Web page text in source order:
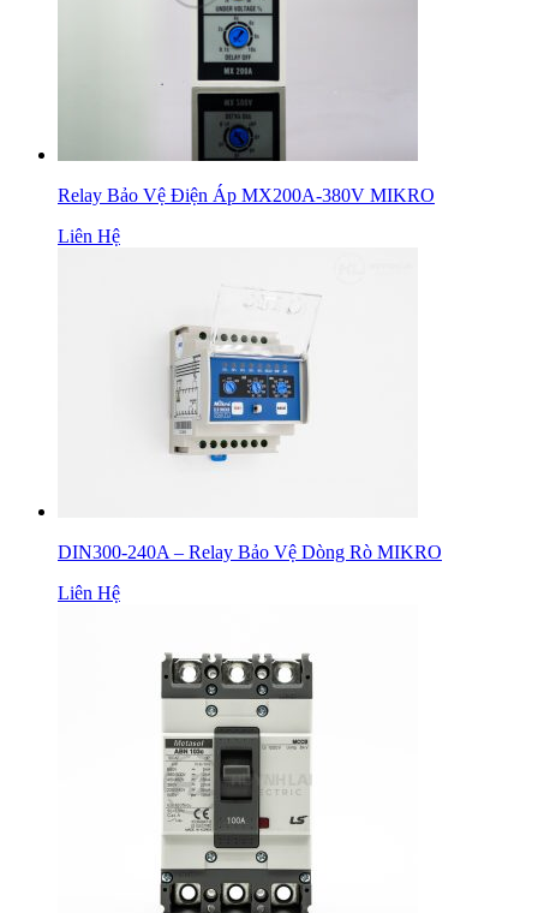
Relay Bảo Vệ Điện Áp MX200A-380V MIKRO
Liên Hệ
DIN300-240A – Relay Bảo Vệ Dòng Rò MIKRO
Liên Hệ